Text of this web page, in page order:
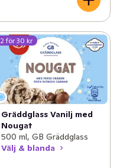
2 för 30 kr
Gräddglass Vanilj med
Nougat
500 ml, GB Gräddglass
Välj & blanda